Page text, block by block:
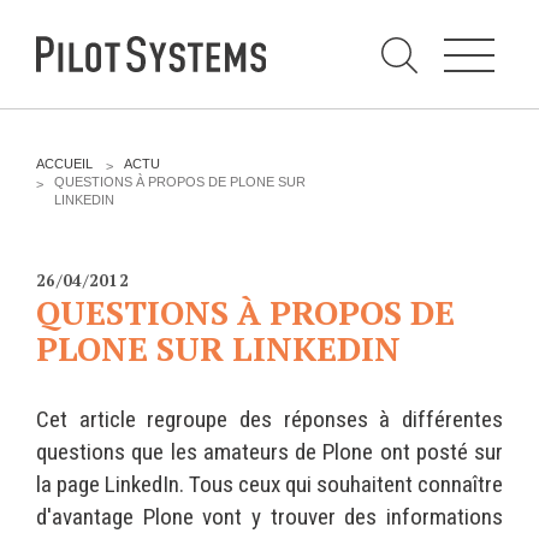
i
DÉV WEB
Expression de besoins
Développement
d'applications
Support et Assistance
Formations
Gestion de contenu
Le serveur d'applications
Zope
GESTION DE CONTENU
Plone
Zinnia
V
O
S
I
C
I
ACCUEIL
ACTU
QUESTIONS À PROPOS DE PLONE SUR
LINKEDIN
26/04/2012
QUESTIONS À PROPOS DE
PLONE SUR LINKEDIN
Cet article regroupe des réponses à différentes
questions que les amateurs de Plone ont posté sur
la page LinkedIn. Tous ceux qui souhaitent connaître
d'avantage Plone vont y trouver des informations